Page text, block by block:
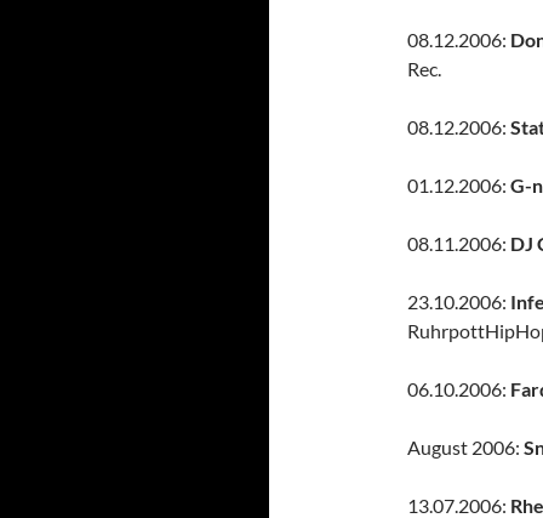
08.12.2006:
Rec.
08.12.2006:
01.12.2006: G-
08.11.2006: DJ
23.10.2006:
06.10.2006:
August 2006:
13.07.2006: